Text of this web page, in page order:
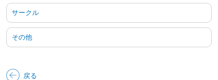
サークル
その他
戻る